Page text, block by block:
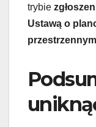
trybie
Ustawą o
przestrzennym